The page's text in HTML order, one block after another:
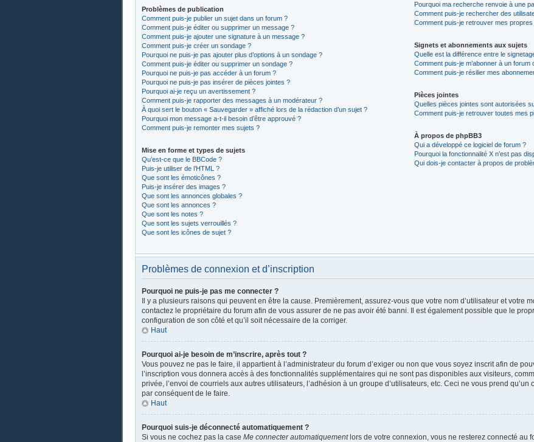
Problèmes de publication
Comment puis-je publier un sujet dans un forum ?
Comment puis-je éditer ou supprimer un message ?
Comment puis-je ajouter une signature à un message ?
Comment puis-je créer un sondage ?
Pourquoi ne puis-je pas ajouter plus d’options à un sondage ?
Comment puis-je éditer ou supprimer un sondage ?
Pourquoi ne puis-je pas accéder à un forum ?
Pourquoi ne puis-je pas insérer de pièces jointes ?
Pourquoi ai-je reçu un avertissement ?
Comment puis-je rapporter des messages à un modérateur ?
À quoi sert le bouton « Sauvegarder » affiché lors de la rédaction d’un sujet ?
Pourquoi mon message a-t-il besoin d’être approuvé ?
Comment puis-je remonter mes sujets ?
Mise en forme et types de sujets
Qu’est-ce que le BBCode ?
Puis-je utiliser de l’HTML ?
Que sont les émoticônes ?
Puis-je insérer des images ?
Que sont les annonces globales ?
Que sont les annonces ?
Que sont les notes ?
Que sont les sujets verrouillés ?
Que sont les icônes de sujet ?
Pourquoi ma recherche renvoie à une
Comment puis-je rechercher des
Comment puis-je retrouver mes
Signets et abonnements aux sujets
Quelle est la différence entre le
Comment puis-je m’abonner à un forum
Comment puis-je résilier mes
Pièces jointes
Quelles pièces jointes sont autorisées
Comment puis-je retrouver toutes mes
À propos de phpBB3
Qui a développé ce logiciel de forum ?
Pourquoi la fonctionnalité X n’est pas
Qui dois-je contacter à propos de
Problèmes de connexion et d’inscription
Pourquoi ne puis-je pas me connecter ?
Il y a plusieurs raisons qui peuvent en être la cause. Premièrement, assurez-vous que votre nom d’utilisateur et votre
contactez le propriétaire du forum afin de vous assurer de ne pas avoir été banni. Il est également possible que le
configuration de son côté et qu’il soit nécessaire de la corriger.
Haut
Pourquoi ai-je besoin de m’inscrire, après tout ?
Vous pouvez ne pas le faire, il appartient à l’administrateur du forum d’exiger ou non que vous soyez inscrit afin de
l’inscription vous donnera accès à des fonctionnalités supplémentaires qui ne sont pas disponibles aux visiteurs,
privée, l’envoi de courriels aux autres utilisateurs, l’adhésion à un groupe d’utilisateurs, etc. Ceci ne vous prend
par conséquent de le faire.
Haut
Pourquoi suis-je déconnecté automatiquement ?
Si vous ne cochez pas la case Me connecter automatiquementlors de votre connexion, vous ne resterez connecté au